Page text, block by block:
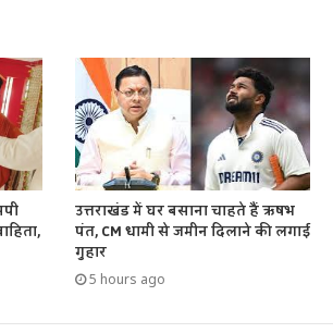
उत्तराखंड में घर बसाना चाहते हैं ऋषभ
पंत, CM धामी से जमीन दिलाने की लगाई
गुहार
5 hours ago